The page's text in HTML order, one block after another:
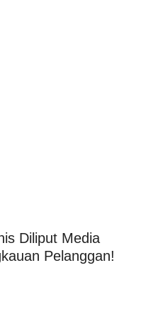
Diliput Media
Pelanggan!